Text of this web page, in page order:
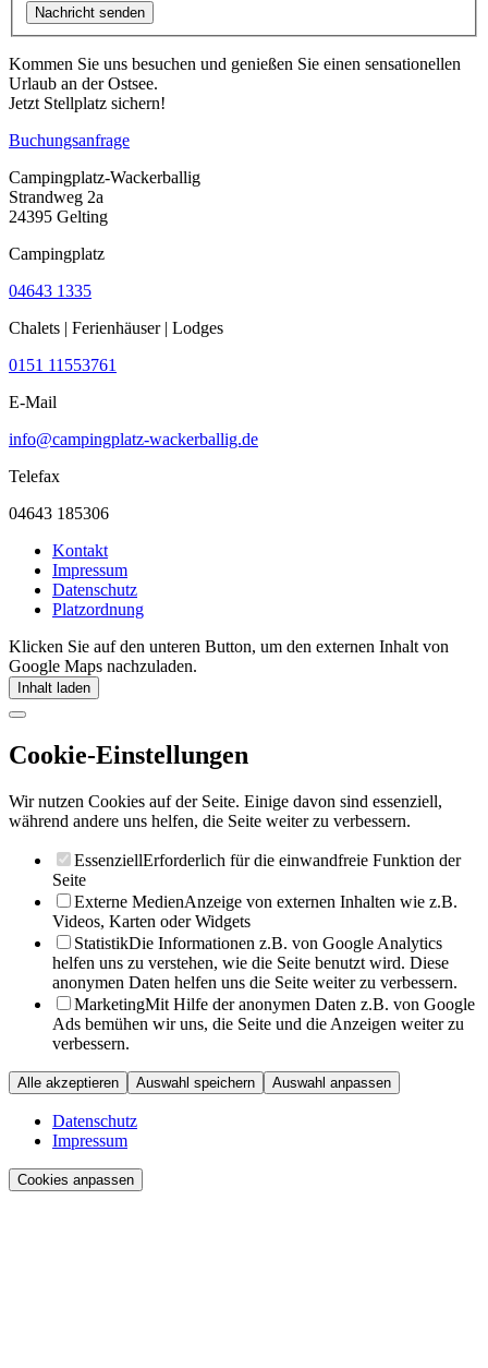
Kommen Sie uns besuchen und genießen Sie einen sensationellen
Urlaub an der Ostsee.
Jetzt Stellplatz sichern!
Buchungsanfrage
Campingplatz-Wackerballig
Strandweg 2a
24395 Gelting
Campingplatz
04643 1335
Chalets | Ferienhäuser | Lodges
0151 11553761
E-Mail
info@campingplatz-wackerballig.de
Telefax
04643 185306
Kontakt
Impressum
Datenschutz
Platzordnung
Klicken Sie auf den unteren Button, um den externen Inhalt von
Google Maps nachzuladen.
Inhalt laden
Cookie-Einstellungen
Wir nutzen Cookies auf der Seite. Einige davon sind essenziell,
während andere uns helfen, die Seite weiter zu verbessern.
EssenziellErforderlich für die einwandfreie Funktion der
Seite
Externe MedienAnzeige von externen Inhalten wie z.B.
Videos, Karten oder Widgets
StatistikDie Informationen z.B. von Google Analytics
helfen uns zu verstehen, wie die Seite benutzt wird. Diese
anonymen Daten helfen uns die Seite weiter zu verbessern.
MarketingMit Hilfe der anonymen Daten z.B. von Google
Ads bemühen wir uns, die Seite und die Anzeigen weiter zu
verbessern.
Alle akzeptieren Auswahl speichern Auswahl anpassen
Datenschutz
Impressum
Cookies anpassen